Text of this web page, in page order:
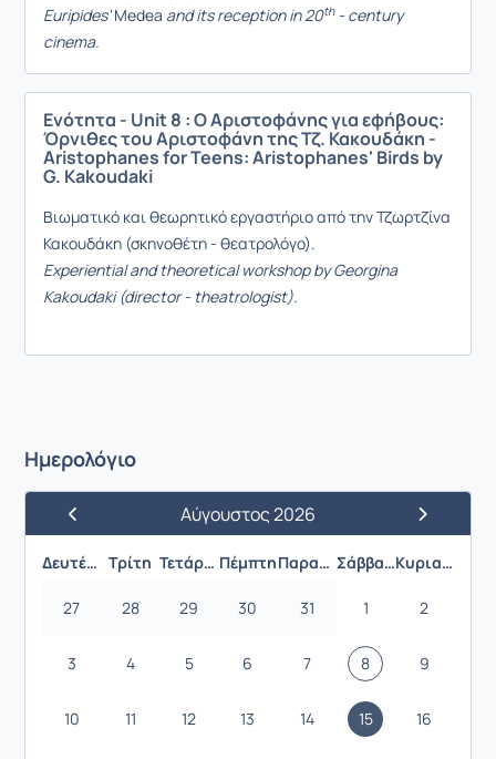
Euripides'Medea and its reception in 20th- century
cinema.
Ενότητα - Unit 8 : Ο Αριστοφάνης για εφήβους:
Όρνιθες του Αριστοφάνη της Τζ. Κακουδάκη -
Aristophanes for Teens: Aristophanes' Birds by
G. Kakoudaki
Βιωματικό και θεωρητικό εργαστήριο από την Τζωρτζίνα
Κακουδάκη (σκηνοθέτη - θεατρολόγο).
Experiential and theoretical workshop by Georgina
Kakoudaki (director - theatrologist).
Ημερολόγιο
Προηγούμενος ΜήναςΑύγουστος 2026
Επόμενος
Δευτέρα Τρίτη Τετάρτη Πέμπτη Παρασκευή Σάββατο Κυριακή
27 28 29 30 31 1 2
3 4 5 6 7 8 9
10 11 12 13 14 15 16